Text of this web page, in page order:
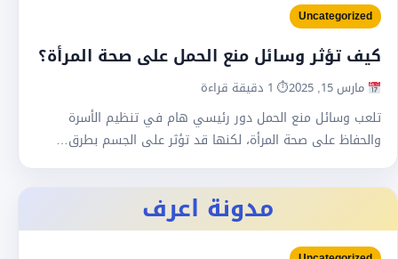
Uncategorized
كيف تؤثر وسائل منع الحمل على صحة المرأة؟
مارس 15, 2025 ⏱ 1 دقيقة قراءة
تلعب وسائل منع الحمل دور رئيسي هام في تنظيم الأسرة
والحفاظ على صحة المرأة، لكنها قد تؤثر على الجسم بطرق…
مدونة اعرف